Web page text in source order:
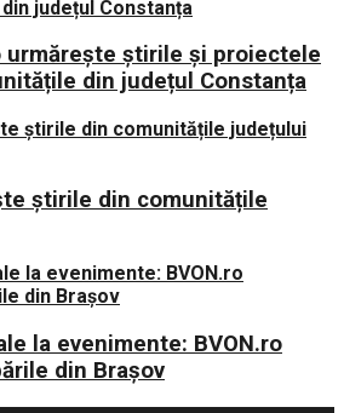
urmărește știrile și proiectele
din județul Constanța
știrile din comunitățile
la evenimente: BVON.ro
din Brașov